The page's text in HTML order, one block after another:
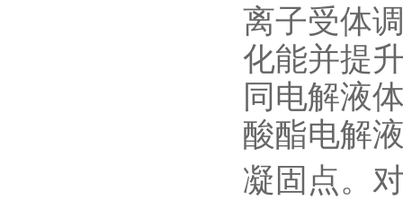
离子受体
化能并提
同电解液
酸酯电解
凝固点。